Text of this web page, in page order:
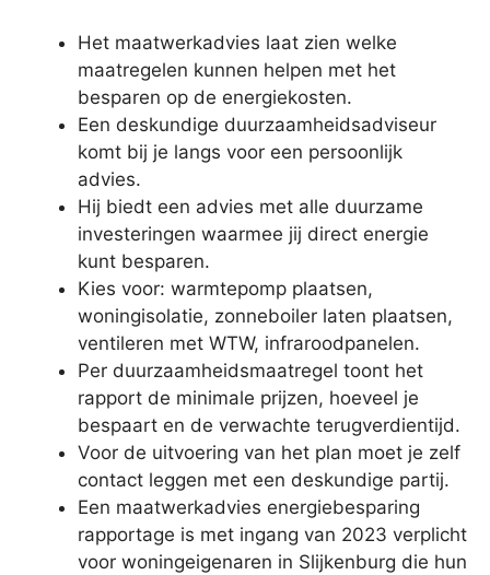
Het maatwerkadvies laat zien welke
maatregelen kunnen helpen met het
besparen op de energiekosten.
Een deskundige duurzaamheidsadviseur
komt bij je langs voor een persoonlijk
advies.
Hij biedt een advies met alle duurzame
investeringen waarmee jij direct energie
kunt besparen.
Kies voor: warmtepomp plaatsen,
woningisolatie, zonneboiler laten plaatsen,
ventileren met WTW, infraroodpanelen.
Per duurzaamheidsmaatregel toont het
rapport de minimale prijzen, hoeveel je
bespaart en de verwachte terugverdientijd.
Voor de uitvoering van het plan moet je zelf
contact leggen met een deskundige partij.
Een maatwerkadvies energiebesparing
rapportage is met ingang van 2023 verplicht
voor woningeigenaren in Slijkenburg die hun